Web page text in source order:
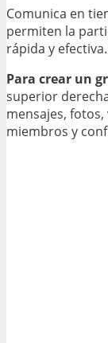
Comunica en
permiten la
rápida y efectiva.
Para crear un
superior
mensajes,
miembros y